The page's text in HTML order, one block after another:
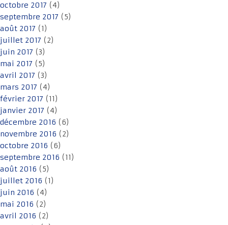
octobre 2017 (4)
septembre 2017 (5)
août 2017 (1)
juillet 2017 (2)
juin 2017 (3)
mai 2017 (5)
avril 2017 (3)
mars 2017 (4)
février 2017 (11)
janvier 2017 (4)
décembre 2016 (6)
novembre 2016 (2)
octobre 2016 (6)
septembre 2016 (11)
août 2016 (5)
juillet 2016 (1)
juin 2016 (4)
mai 2016 (2)
avril 2016 (2)